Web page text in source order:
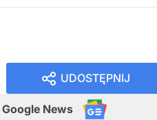
UDOSTĘPNIJ
Google News